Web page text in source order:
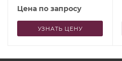
Цена по запросу
УЗНАТЬ ЦЕНУ